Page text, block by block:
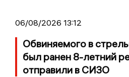
06/08/2026 13:12
Обвиняемого в
был ранен 8-летний
отправили в СИЗО